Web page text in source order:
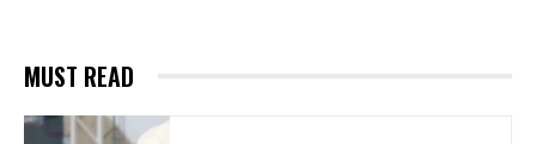
MUST READ